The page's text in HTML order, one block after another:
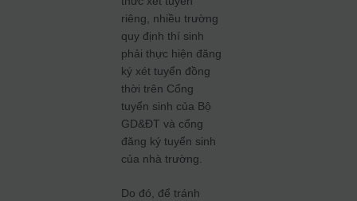
riêng, nhiều trường
quy định thí sinh
phải thực hiện đăng
ký xét tuyển đồng
thời trên Cổng
tuyển sinh của Bộ
GD&ĐT và cổng
đăng ký tuyển sinh
của nhà trường.
Do đó, để tránh